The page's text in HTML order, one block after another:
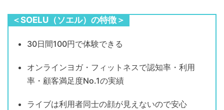
＜SOELU（ソエル）の特徴＞
30日間100円で体験できる
オンラインヨガ・フィットネスで認知率・利用
率・顧客満足度No.1の実績
ライブは利用者同士の顔が見えないので安心